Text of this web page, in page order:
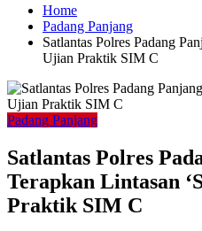
Home
Padang Panjang
Satlantas Polres Padang
Ujian Praktik SIM C
Padang Panjang
Satlantas Polres
Terapkan Lintasan
Praktik SIM C